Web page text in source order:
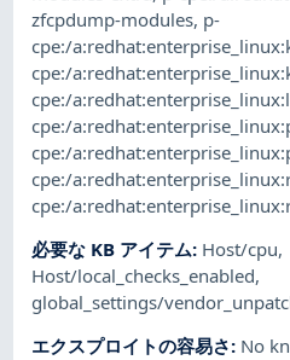
zfcpdump-modules, p-
cpe:/
cpe:/
cpe:/
cpe:/
cpe:/
cpe:/
cpe:/
必要な KB アイテム: Host/cpu,
Host/local_checks_enabled,
global_settings/
エクスプロイトの容易さ: No